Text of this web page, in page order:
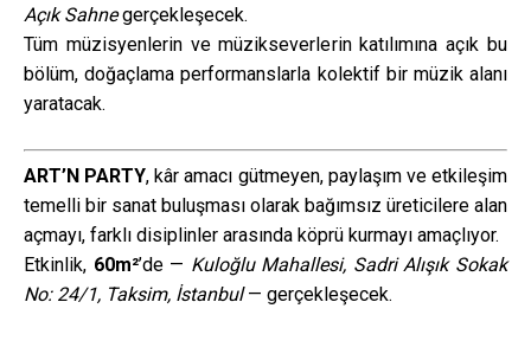
Açık Sahnegerçekleşecek.
Tüm müzisyenlerin ve müzikseverlerin katılımına açık bu
bölüm, doğaçlama performanslarla kolektif bir müzik alanı
yaratacak.
ART’N PARTY, kâr amacı gütmeyen, paylaşım ve etkileşim
temelli bir sanat buluşması olarak bağımsız üreticilere alan
açmayı, farklı disiplinler arasında köprü kurmayı amaçlıyor.
Etkinlik, 60m²’de — Kuloğlu Mahallesi, Sadri Alışık Sokak
No: 24/1, Taksim, İstanbul— gerçekleşecek.